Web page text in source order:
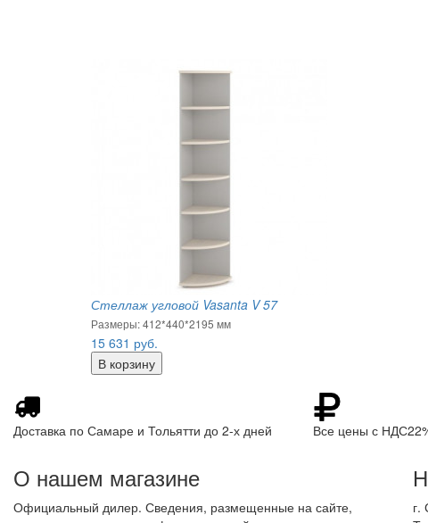
Стеллаж угловой Vasanta V 57
Размеры: 412*440*2195 мм
15 631 руб.
Доставка по Самаре и Тольятти до 2-х дней Все цены с
О нашем магазине
Официальный дилер. Сведения, размещенные на сайте,
г.